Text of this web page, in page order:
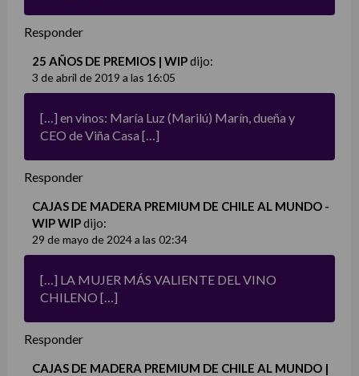
Responder
25 AÑOS DE PREMIOS | WIPdijo:
3 de abril de 2019 a las 16:05
[…] en vinos: María Luz (Marilú) Marín, dueña y
CEO de Viña Casa […]
Responder
CAJAS DE MADERA PREMIUM DE CHILE AL MUNDO -
WIP WIPdijo:
29 de mayo de 2024 a las 02:34
[…] LA MUJER MÁS VALIENTE DEL VINO
CHILENO […]
Responder
CAJAS DE MADERA PREMIUM DE CHILE AL MUNDO |